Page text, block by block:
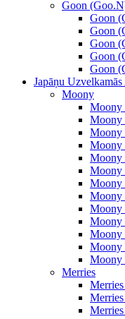
Goon
Goon
Goon
Goon
Goon
Goon
Japāņu
Moony
Moony
Moony
Moony
Moony
Moony
Moony
Moony
Moony
Moony
Moony
Moony
Moony
Moony
Merries